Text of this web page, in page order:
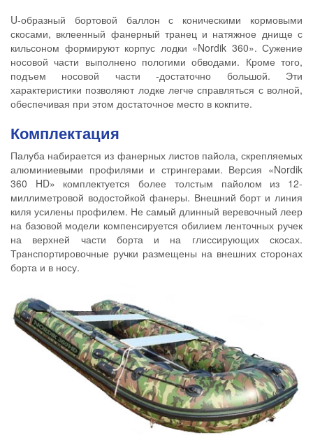
U-образный бортовой баллон с коническими кормовыми
скосами, вклеенный фанерный транец и натяжное днище с
кильсоном формируют корпус лодки «Nordik 360». Сужение
носовой части выполнено пологими обводами. Кроме того,
подъем носовой части -достаточно большой. Эти
характеристики позволяют лодке легче справляться с волной,
обеспечивая при этом достаточное место в кокпите.
Комплектация
Палуба набирается из фанерных листов пайола, скрепляемых
алюминиевыми профилями и стрингерами. Версия «Nordik
360 HD» комплектуется более толстым пайолом из 12-
миллиметровой водостойкой фанеры. Внешний борт и линия
киля усилены профилем. Не самый длинный веревочный леер
на базовой модели компенсируется обилием ленточных ручек
на верхней части борта и на глиссирующих скосах.
Транспортировочные ручки размещены на внешних сторонах
борта и в носу.